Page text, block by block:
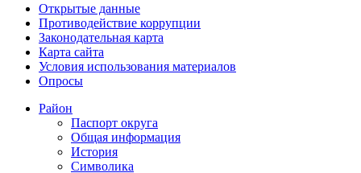
Открытые данные
Противодействие коррупции
Законодательная карта
Карта сайта
Условия использования материалов
Опросы
Район
Паспорт округа
Общая информация
История
Символика